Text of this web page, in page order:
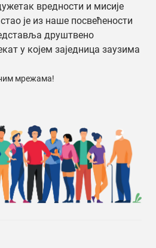
вредности и мисије
је из наше посвећености
друштвено
у којем заједница заузима
мрежама!